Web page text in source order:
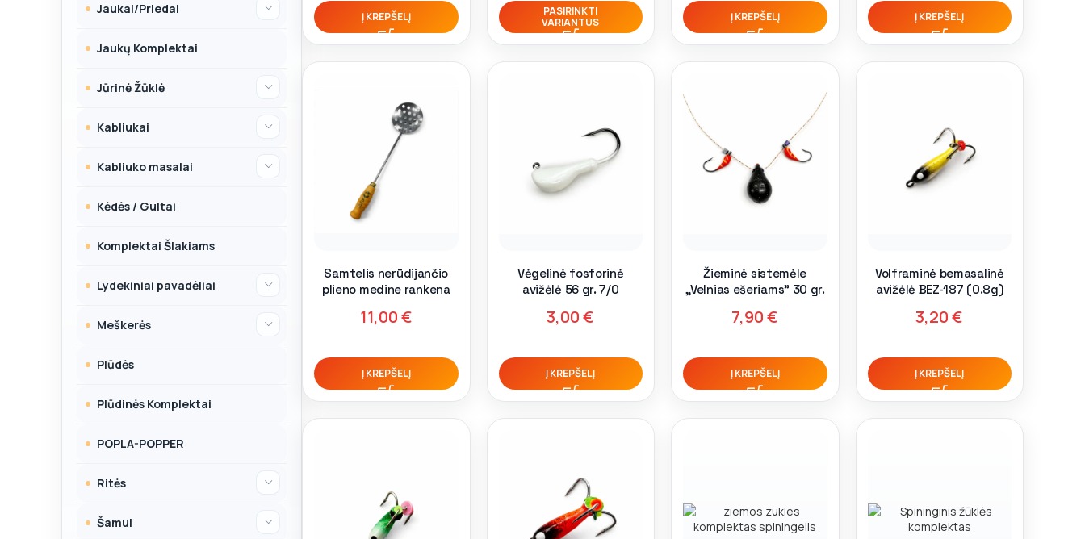
Jaukai/Priedai
Jaukų Komplektai
Jūrinė Žūklė
Kabliukai
Kabliuko masalai
Kėdės / Gultai
Komplektai Šlakiams
Lydekiniai pavadėliai
Meškerės
Plūdės
Plūdinės Komplektai
POPLA-POPPER
Ritės
Šamui
Į KREPŠELĮ
PASIRINKTI
VARIANTUS
Į KREPŠELĮ Į KREPŠELĮ
Samtelis nerūdijančio
plieno medine rankena
11,00€
Į KREPŠELĮ
Vėgelinė fosforinė
avižėlė 56 gr. 7/0
3,00€
Į KREPŠELĮ
Žieminė sistemėle
,,Velnias ešeriams” 30 gr.
7,90€
Į KREPŠELĮ
Volframinė bemasalinė
avižėlė BEZ-187 (0.8g)
3,20€
Į KREPŠELĮ